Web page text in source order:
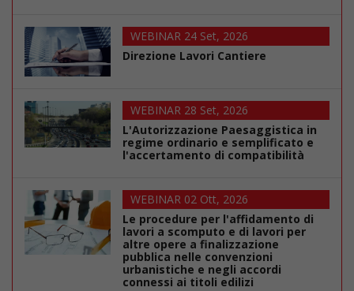
WEBINAR 24 Set, 2026
Direzione Lavori Cantiere
WEBINAR 28 Set, 2026
L'Autorizzazione Paesaggistica in
regime ordinario e semplificato e
l'accertamento di compatibilità
WEBINAR 02 Ott, 2026
Le procedure per l'affidamento di
lavori a scomputo e di lavori per
altre opere a finalizzazione
pubblica nelle convenzioni
urbanistiche e negli accordi
connessi ai titoli edilizi